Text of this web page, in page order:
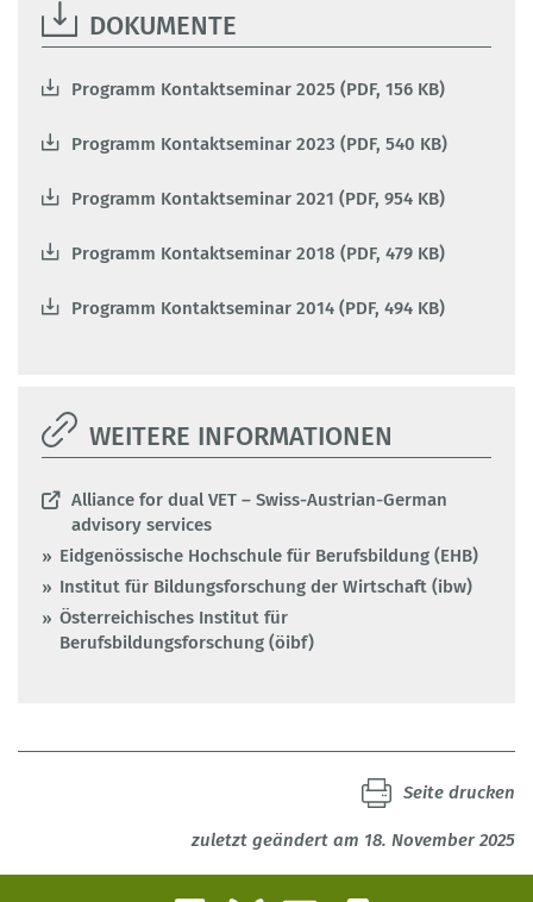
DOKUMENTE
Programm Kontaktseminar 2025 (PDF, 156 KB)
Programm Kontaktseminar 2023 (PDF, 540 KB)
Programm Kontaktseminar 2021 (PDF, 954 KB)
Programm Kontaktseminar 2018 (PDF, 479 KB)
Programm Kontaktseminar 2014 (PDF, 494 KB)
WEITERE INFORMATIONEN
Alliance for dual VET – Swiss-Austrian-German
advisory services
Eidgenössische Hochschule für Berufsbildung (EHB)
Institut für Bildungsforschung der Wirtschaft (ibw)
Österreichisches Institut für
Berufsbildungsforschung (öibf)
zuletzt geändert am 18. November 2025
Seite drucken